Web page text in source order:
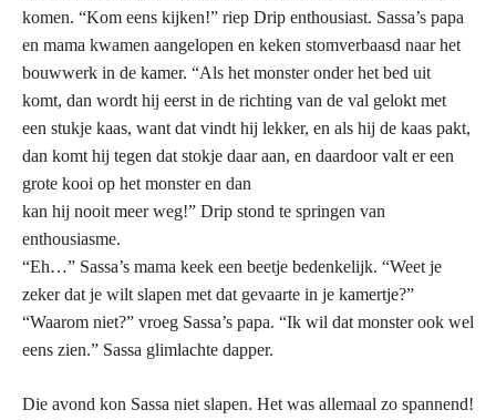
komen. “Kom eens kijken!” riep Drip enthousiast. Sassa’s papa
en mama kwamen aangelopen en keken stomverbaasd naar het
bouwwerk in de kamer. “Als het monster onder het bed uit
komt, dan wordt hij eerst in de richting van de val gelokt met
een stukje kaas, want dat vindt hij lekker, en als hij de kaas pakt,
dan komt hij tegen dat stokje daar aan, en daardoor valt er een
grote kooi op het monster en dan
kan hij nooit meer weg!” Drip stond te springen van
enthousiasme.
“Eh…” Sassa’s mama keek een beetje bedenkelijk. “Weet je
zeker dat je wilt slapen met dat gevaarte in je kamertje?”
“Waarom niet?” vroeg Sassa’s papa. “Ik wil dat monster ook wel
eens zien.” Sassa glimlachte dapper.
Die avond kon Sassa niet slapen. Het was allemaal zo spannend!